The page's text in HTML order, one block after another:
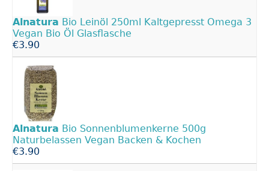
Alnatura Bio Leinöl 250ml Kaltgepresst Omega 3
Vegan Bio Öl Glasflasche
€3.90
Alnatura Bio Sonnenblumenkerne 500g
Naturbelassen Vegan Backen & Kochen
€3.90